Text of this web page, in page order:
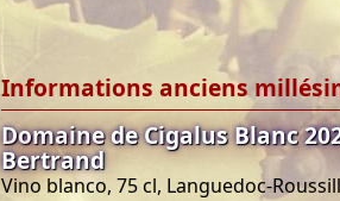
Informations anciens
Domaine de Cigalus Blanc
Bertrand
Vino blanco, 75 cl, Languedoc-